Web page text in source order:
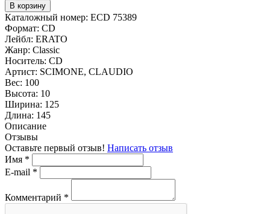
В корзину
Каталожный номер: ECD 75389
Формат: CD
Лейбл: ERATO
Жанр: Classic
Носитель: CD
Артист: SCIMONE, CLAUDIO
Вес: 100
Высота: 10
Ширина: 125
Длина: 145
Описание
Отзывы
Оставьте первый отзыв! Написать отзыв
Имя *
E-mail *
Комментарий *